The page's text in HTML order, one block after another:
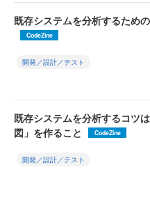
既存システムを分析するため
CodeZine
開発／設計／テスト
既存システムを分析するコツ
図」を作ること
CodeZine
開発／設計／テスト